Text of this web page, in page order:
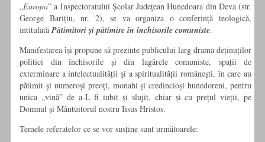
„Europa” a Inspectoratului Școlar Județean Hunedoara din Deva (str.
George Barițiu, nr. 2), se va organiza o conferință teologică,
intitulatăPătimitori și pătimire în închisorile comuniste.
Manifestarea își propune să prezinte publicului larg drama deținuților
politici din închisorile și din lagărele comuniste, spații de
exterminare a intelectualității și a spiritualității românești, în care au
pătimit și numeroși preoți, monahi și credincioși hunedoreni, pentru
unica „vină” de a-L fi iubit și slujit, chiar și cu prețul vieții, pe
Domnul și Mântuitorul nostru Iisus Hristos.
Temele referatelor ce se vor susține sunt următoarele: